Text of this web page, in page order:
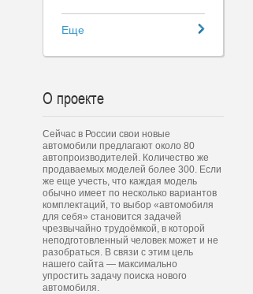
Еще
О проекте
Сейчас в России свои новые
автомобили предлагают около 80
автопроизводителей. Количество же
продаваемых моделей более 300. Если
же еще учесть, что каждая модель
обычно имеет по несколько вариантов
комплектаций, то выбор «автомобиля
для себя» становится задачей
чрезвычайно трудоёмкой, в которой
неподготовленный человек может и не
разобраться. В связи с этим цель
нашего сайта — максимально
упростить задачу поиска нового
автомобиля.